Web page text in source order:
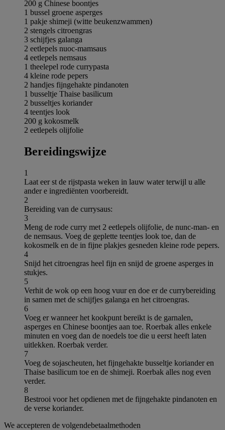
200 g Chinese boontjes
1 bussel groene asperges
1 pakje shimeji (witte beukenzwammen)
2 stengels citroengras
3 schijfjes galanga
2 eetlepels nuoc-mamsaus
4 eetlepels nemsaus
1 theelepel rode currypasta
4 kleine rode pepers
2 handjes fijngehakte pindanoten
1 busseltje Thaise basilicum
2 busseltjes koriander
4 teentjes look
200 g kokosmelk
2 eetlepels olijfolie
Bereidingswijze
1
Laat eer st de rijstpasta weken in lauw water terwijl u alle
ander e ingrediënten voorbereidt.
2
Bereiding van de currysaus:
3
Meng de rode curry met 2 eetlepels olijfolie, de nunc-man- en
de nemsaus. Voeg de geplette teentjes look toe, dan de
kokosmelk en de in fijne plakjes gesneden kleine rode pepers.
4
Snijd het citroengras heel fijn en snijd de groene asperges in
stukjes.
5
Verhit de wok op een hoog vuur en doe er de currybereiding
in samen met de schijfjes galanga en het citroengras.
6
Voeg er wanneer het kookpunt bereikt is de garnalen,
asperges en Chinese boontjes aan toe. Roerbak alles enkele
minuten en voeg dan de noedels toe die u eerst heeft laten
uitlekken. Roerbak verder.
7
Voeg de sojascheuten, het fijngehakte busseltje koriander en
Thaise basilicum toe en de shimeji. Roerbak alles nog even
verder.
8
Bestrooi voor het opdienen met de fijngehakte pindanoten en
de verse koriander.
We accepteren de volgendebetaalmethoden